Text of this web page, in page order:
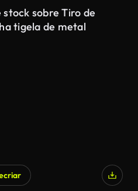
sobre Tiro de
tigela de metal